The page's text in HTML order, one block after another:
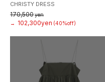
CHRISTY DRESS
170,500yen
→
102,300yen (40%off)